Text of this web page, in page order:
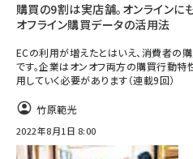
購買の9割は実店舗。オンラインに
オフライン購買データの活用法
ECの利用が増えたとはいえ、消費者の
です。企業はオンオフ両方の購買行動特
用していく必要があります（連載9回）
竹原範光
2022年8月1日 8:00